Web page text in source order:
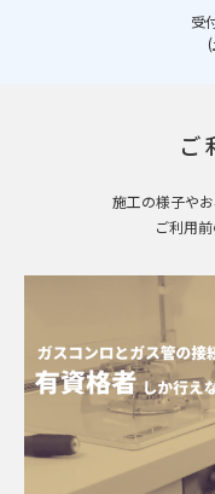
受
ご
施工の様子や
ご利用